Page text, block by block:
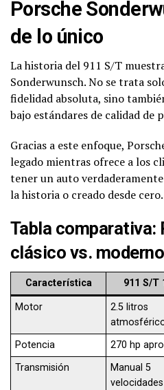
Porsche
de lo único
La historia del 911 S/T
Sonderwunsch. No se trata
fidelidad absoluta, sino
bajo estándares de calidad de
Gracias a este enfoque,
legado mientras ofrece a los
tener un auto
la historia o creado desde cero.
Tabla comparativa:
clásico vs. moderno
Característica 911 S/T
Motor
2.5 litros
Potencia
270 hp
Transmisión
Manual 5
velocidades